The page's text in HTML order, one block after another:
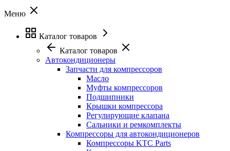
Меню
Каталог товаров
Каталог товаров
Автокондиционеры
Запчасти для компрессоров
Масло
Муфты компрессоров
Подшипники
Крышки компрессора
Регулирующие клапана
Сальники и ремкомплекты
Компрессоры для автокондиционеров
Компрессоры KTC Parts